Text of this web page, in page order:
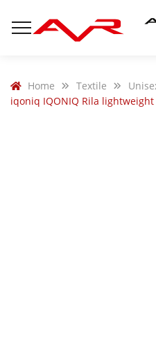
Home Textile
iqoniq IQONIQ Rila